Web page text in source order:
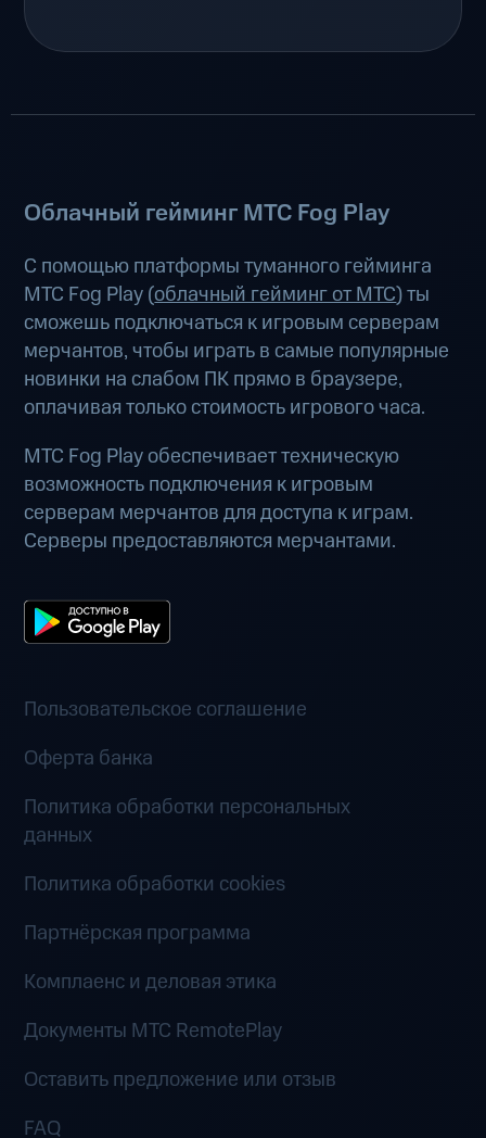
Облачный гейминг МТС Fog Play
С помощью платформы туманного гейминга
МТС Fog Play (облачный гейминг от МТС) ты
сможешь подключаться к игровым серверам
мерчантов, чтобы играть в самые популярные
новинки на слабом ПК прямо в браузере,
оплачивая только стоимость игрового часа.
МТС Fog Play обеспечивает техническую
возможность подключения к игровым
серверам мерчантов для доступа к играм.
Серверы предоставляются мерчантами.
Пользовательское соглашение
Оферта банка
Политика обработки персональных
данных
Политика обработки cookies
Партнёрская программа
Комплаенс и деловая этика
Документы MTC RemotePlay
Оставить предложение или отзыв
FAQ